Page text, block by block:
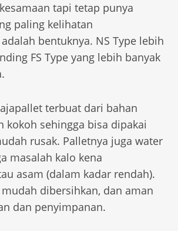
tapi tetap punya
paling kelihatan
bentuknya. NS Type lebih
FS Type yang lebih banyak
terbuat dari bahan
kokoh sehingga bisa dipakai
rusak. Palletnya juga water
masalah kalo kena
asam (dalam kadar rendah).
dibersihkan, dan aman
dan penyimpanan.